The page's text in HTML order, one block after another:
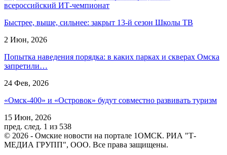
всероссийский ИТ-чемпионат
Быстрее, выше, сильнее: закрыт 13-й сезон Школы ТВ
2 Июн, 2026
Попытка наведения порядка: в каких парках и скверах Омска
запретили…
24 Фев, 2026
«Омск-400» и «Островок» будут совместно развивать туризм
15 Июн, 2026
пред. след. 1 из 538
© 2026 - Омские новости на портале 1ОМСК. РИА "Т-
МЕДИА ГРУПП", ООО. Все права защищены.